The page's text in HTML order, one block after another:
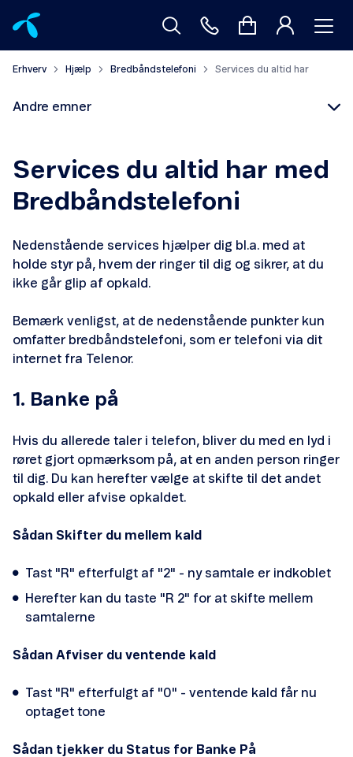
Erhverv Hjælp Bredbåndstelefoni Services du altid har
Andre emner
Om levering
Sådan kommer du godt i gang
Opsig abonnement
Udlandspriser
Services du altid har med
Bredbåndstelefoni
Nedenstående services hjælper dig bl.a. med at
holde styr på, hvem der ringer til dig og sikrer, at du
ikke går glip af opkald.
Bemærk venligst, at de nedenstående punkter kun
omfatter bredbåndstelefoni, som er telefoni via dit
internet fra Telenor.
1. Banke på
Hvis du allerede taler i telefon, bliver du med en lyd i
røret gjort opmærksom på, at en anden person ringer
til dig. Du kan herefter vælge at skifte til det andet
opkald eller afvise opkaldet.
Sådan Skifter du mellem kald
Tast "R" efterfulgt af "2" - ny samtale er indkoblet
Herefter kan du taste "R 2" for at skifte mellem
samtalerne
Sådan Afviser du ventende kald
Tast "R" efterfulgt af "0" - ventende kald får nu
optaget tone
Sådan tjekker du Status for Banke På